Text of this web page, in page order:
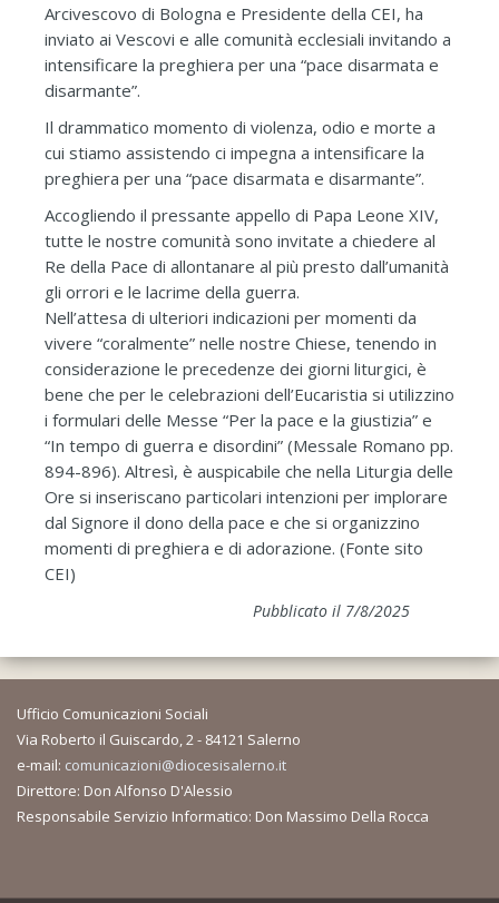
Arcivescovo di Bologna e Presidente della CEI, ha
inviato ai Vescovi e alle comunità ecclesiali invitando a
intensificare la preghiera per una “pace disarmata e
disarmante”.
Il drammatico momento di violenza, odio e morte a
cui stiamo assistendo ci impegna a intensificare la
preghiera per una “pace disarmata e disarmante”.
Accogliendo il pressante appello di Papa Leone XIV,
tutte le nostre comunità sono invitate a chiedere al
Re della Pace di allontanare al più presto dall’umanità
gli orrori e le lacrime della guerra.
Nell’attesa di ulteriori indicazioni per momenti da
vivere “coralmente” nelle nostre Chiese, tenendo in
considerazione le precedenze dei giorni liturgici, è
bene che per le celebrazioni dell’Eucaristia si utilizzino
i formulari delle Messe “Per la pace e la giustizia” e
“In tempo di guerra e disordini” (Messale Romano pp.
894-896). Altresì, è auspicabile che nella Liturgia delle
Ore si inseriscano particolari intenzioni per implorare
dal Signore il dono della pace e che si organizzino
momenti di preghiera e di adorazione. (Fonte sito
CEI)
Pubblicato il 7/8/2025
Ufficio Comunicazioni Sociali
Via Roberto il Guiscardo, 2 - 84121 Salerno
e-mail: comunicazioni@diocesisalerno.it
Direttore: Don Alfonso D'Alessio
Responsabile Servizio Informatico: Don Massimo Della Rocca